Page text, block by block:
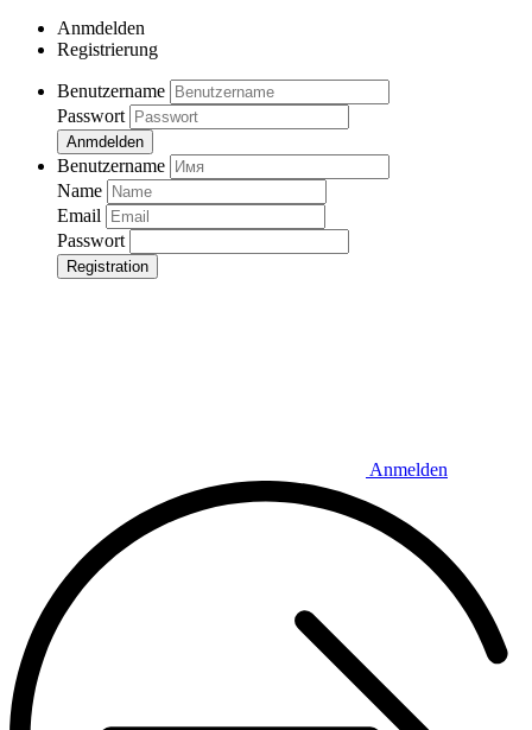
Anmdelden
Registrierung
Benutzername
Passwort
Anmdelden
Benutzername
Name
Email
Passwort
Registration
Anmelden